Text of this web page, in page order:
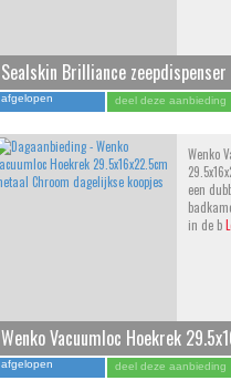
Sealskin Brilliance
Cement Donkergrijs
afgelopen deel deze aanbieding
Wenko
een
in de b
Wenko Vacuumloc Hoekrek
Chroom
afgelopen deel deze aanbieding